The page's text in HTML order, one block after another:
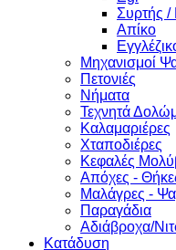
Συρτής /
Απίκο
Μηχανισμοί
Πετονιές
Νήματα
Τεχνητά
Καλαμαριέρες
Χταποδιέρες
Κεφαλές
Απόχες -
Μαλάγρες -
Παραγάδια
Αδιάβροχα/
Κατάδυση